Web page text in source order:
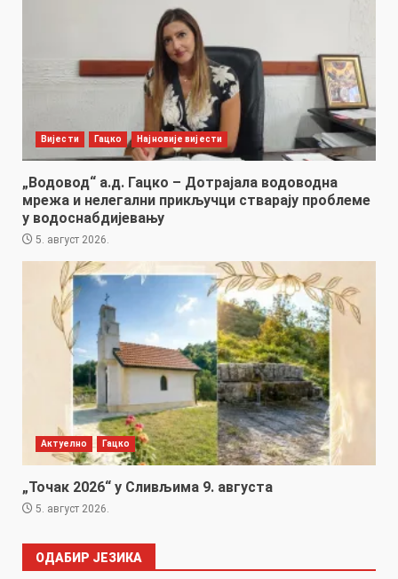
Вијести Гацко Најновије вијести
„Водовод“ а.д. Гацко – Дотрајала водоводна
мрежа и нелегални прикључци стварају проблеме
у водоснабдијевању
5. август 2026.
Актуелно Гацко
„Точак 2026“ у Сливљима 9. августа
5. август 2026.
ОДАБИР ЈЕЗИКА